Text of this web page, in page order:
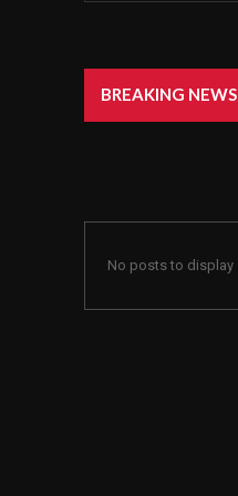
BREAKING NEWS
No posts to display